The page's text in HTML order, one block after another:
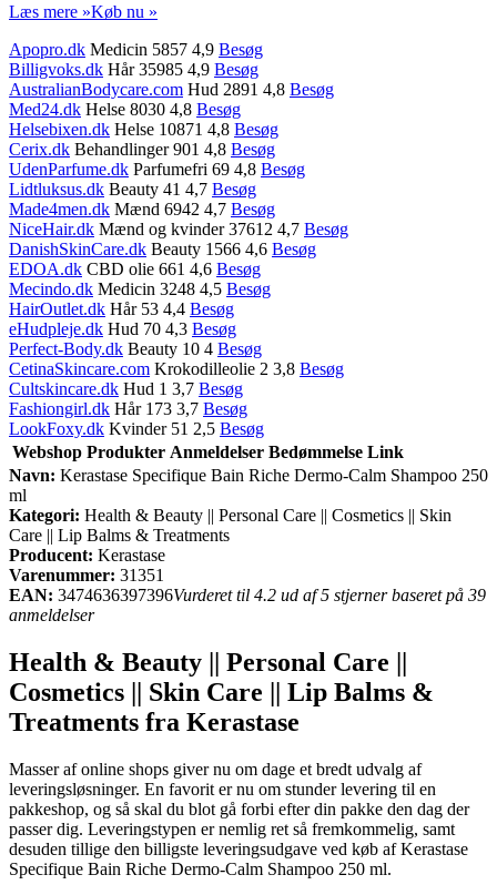
Læs mere »Køb nu »
Apopro.dk Medicin 5857 4,9 Besøg
Billigvoks.dk Hår 35985 4,9 Besøg
AustralianBodycare.com Hud 2891 4,8 Besøg
Med24.dk Helse 8030 4,8 Besøg
Helsebixen.dk Helse 10871 4,8 Besøg
Cerix.dk Behandlinger 901 4,8 Besøg
UdenParfume.dk Parfumefri 69 4,8 Besøg
Lidtluksus.dk Beauty 41 4,7 Besøg
Made4men.dk Mænd 6942 4,7 Besøg
NiceHair.dk Mænd og kvinder 37612 4,7 Besøg
DanishSkinCare.dk Beauty 1566 4,6 Besøg
EDOA.dk CBD olie 661 4,6 Besøg
Mecindo.dk Medicin 3248 4,5 Besøg
HairOutlet.dk Hår 53 4,4 Besøg
eHudpleje.dk Hud 70 4,3 Besøg
Perfect-Body.dk Beauty 10 4 Besøg
CetinaSkincare.com Krokodilleolie 2 3,8 Besøg
Cultskincare.dk Hud 1 3,7 Besøg
Fashiongirl.dk Hår 173 3,7 Besøg
LookFoxy.dk Kvinder 51 2,5 Besøg
Webshop Produkter Anmeldelser Bedømmelse Link
Navn: Kerastase Specifique Bain Riche Dermo-Calm Shampoo 250
ml
Kategori: Health & Beauty || Personal Care || Cosmetics || Skin
Care || Lip Balms & Treatments
Producent: Kerastase
Varenummer: 31351
EAN: 3474636397396Vurderet til 4.2 ud af 5 stjerner baseret på 39
anmeldelser
Health & Beauty || Personal Care ||
Cosmetics || Skin Care || Lip Balms &
Treatments fra Kerastase
Masser af online shops giver nu om dage et bredt udvalg af
leveringsløsninger. En favorit er nu om stunder levering til en
pakkeshop, og så skal du blot gå forbi efter din pakke den dag der
passer dig. Leveringstypen er nemlig ret så fremkommelig, samt
desuden tillige den billigste leveringsudgave ved køb af Kerastase
Specifique Bain Riche Dermo-Calm Shampoo 250 ml.